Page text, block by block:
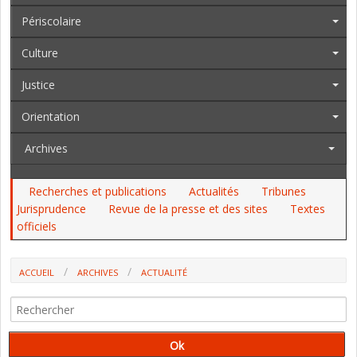
Périscolaire
Culture
Justice
Orientation
Archives
Recherches et publications Actualités
Tribunes
Jurisprudence
Revue de la presse et des sites
Textes
officiels
ACCUEIL ARCHIVES
ACTUALITÉ
PRÉJUDICIABLES POUR LES ENFANTS ÉTRANGERS (ENPJJ)